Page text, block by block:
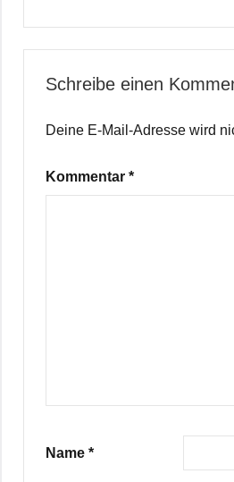
Schreibe einen
Deine E-Mail-Adresse wird
Kommentar *
Name *